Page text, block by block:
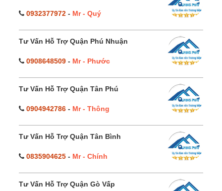
0932377972 - Mr - Quý
Tư Vấn Hỗ Trợ Quận Phú Nhuận
0908648509 - Mr - Phước
Tư Vấn Hỗ Trợ Quận Tân Phú
0904942786 - Mr - Thông
Tư Vấn Hỗ Trợ Quận Tân Bình
0835904625 - Mr - Chính
Tư Vấn Hỗ Trợ Quận Gò Vấp